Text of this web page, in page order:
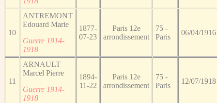
10
ANTREMONT
Edouard Marie
Guerre 1914-
1918
1877-
07-23
Paris 12e
arrondissement
75 -
Paris
06/04/1916
11
ARNAULT
Marcel Pierre
Guerre 1914-
1918
1894-
11-22
Paris 12e
arrondissement
75 -
Paris
12/07/1918